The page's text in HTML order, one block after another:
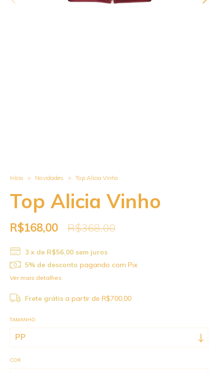
Início > Novidades > Top Alicia Vinho
Top Alicia Vinho
R$168,00 R$368,00
3 x de R$56,00 sem juros
5% de desconto pagando com Pix
Ver mais detalhes
Frete grátisa partir deR$700,00
TAMANHO
COR